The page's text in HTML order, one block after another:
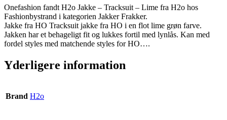
Onefashion fandt H2o Jakke – Tracksuit – Lime fra H2o hos
Fashionbystrand i kategorien Jakker Frakker.
Jakke fra HO Tracksuit jakke fra HO i en flot lime grøn farve.
Jakken har et behageligt fit og lukkes fortil med lynlås. Kan med
fordel styles med matchende styles for HO….
Yderligere information
Brand H2o